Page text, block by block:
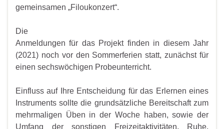
gemeinsamen „Filoukonzert“.
Die
Anmeldungen für das Projekt finden in diesem Jahr
(2021) noch vor den Sommerferien statt, zunächst für
einen sechswöchigen Probeunterricht.
Einfluss auf Ihre Entscheidung für das Erlernen eines
Instruments sollte die grundsätzliche Bereitschaft zum
mehrmaligen Üben in der Woche haben, sowie der
Umfang der sonstigen Freizeitaktivitäten. Ruhe,